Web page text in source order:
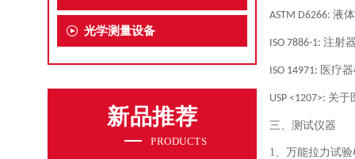
光学测量设备
新品推荐
PRODUCTS
ASTM D6266: 液
ISO 7886-1: 注射
ISO 14971: 医疗
USP <1207>: 关于
三、 测试仪器
1、 万能拉力试验